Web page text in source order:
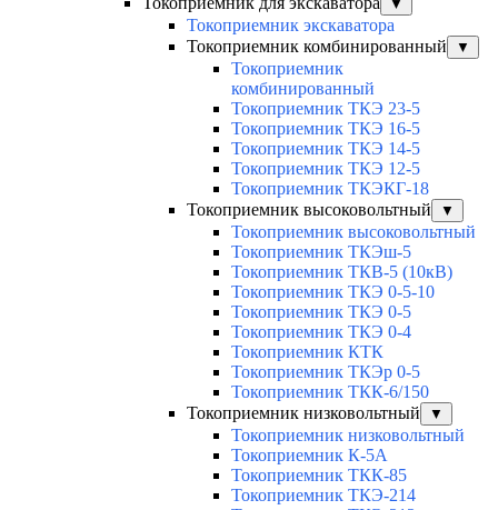
▼
Токоприемник экскаватора
Токоприемник комбинированный
▼
Токоприемник
комбинированный
Токоприемник ТКЭ 23-5
Токоприемник ТКЭ 16-5
Токоприемник ТКЭ 14-5
Токоприемник ТКЭ 12-5
Токоприемник ТКЭКГ-18
Токоприемник высоковольтный
▼
Токоприемник высоковольтный
Токоприемник ТКЭш-5
Токоприемник ТКВ-5 (10кВ)
Токоприемник ТКЭ 0-5-10
Токоприемник ТКЭ 0-5
Токоприемник ТКЭ 0-4
Токоприемник КТК
Токоприемник ТКЭр 0-5
Токоприемник ТКК-6/150
Токоприемник низковольтный
▼
Токоприемник низковольтный
Токоприемник К-5А
Токоприемник ТКК-85
Токоприемник ТКЭ-214